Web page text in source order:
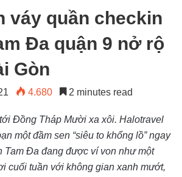
váy quần checkin
Đa quận 9 nở rộ
Gòn
4.680 2 minutes read
Đồng Tháp Mười xa xôi. Halotravel
một đầm sen “siêu to khổng lồ” ngay
Tam Đa đang được ví von như một
cuối tuần với không gian xanh mướt,